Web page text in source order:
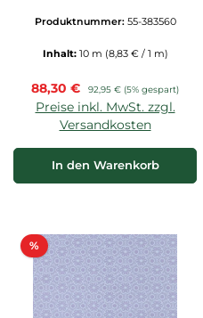
Produktnummer: 55-383560
Inhalt: 10 m (8,83 € / 1 m)
Verkaufspreis:
88,30 € Regulärer Preis:
92,95 € (5% gespart)
Preise inkl. MwSt. zzgl.
Versandkosten
In den Warenkorb
%Rabatt